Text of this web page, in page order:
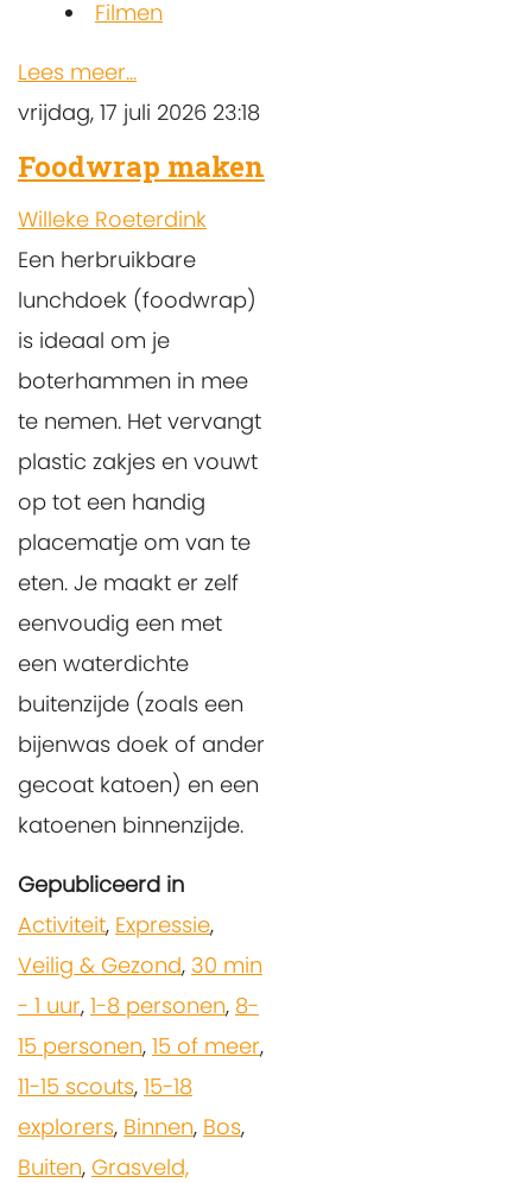
Filmen
Lees meer...
vrijdag, 17 juli 2026 23:18
Foodwrap maken
Willeke Roeterdink
Een herbruikbare
lunchdoek (foodwrap)
is ideaal om je
boterhammen in mee
te nemen. Het vervangt
plastic zakjes en vouwt
op tot een handig
placematje om van te
eten. Je maakt er zelf
eenvoudig een met
een waterdichte
buitenzijde (zoals een
bijenwas doek of ander
gecoat katoen) en een
katoenen binnenzijde.
Gepubliceerd in
Activiteit, Expressie,
Veilig & Gezond, 30 min
- 1 uur, 1-8 personen, 8-
15 personen, 15 of meer,
11-15 scouts, 15-18
explorers, Binnen, Bos,
Buiten, Grasveld,